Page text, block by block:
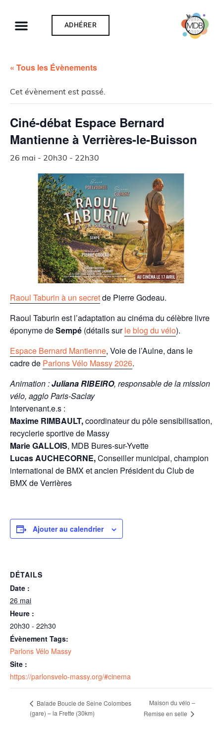
ADHÉRER
« Tous les Évènements
Cet évènement est passé.
Ciné-débat Espace Bernard
Mantienne à Verrières-le-Buisson
26 mai - 20h30 - 22h30
Raoul Taburin à un secretde Pierre Godeau.
Raoul Taburin est l’adaptation au cinéma du célèbre livre
éponyme deSempé (détails surle blog du vélo).
Espace Bernard Mantienne, Voie de l’Aulne, dans le
cadre de Parlons Vélo Massy 2026.
Animation :Juliana RIBEIRO, responsable de la mission
vélo, agglo Paris-Saclay
Intervenant.e.s :
Maxime RIMBAULT,coordinateur du pôle sensibilisation,
recyclerie sportive de Massy
Marie GALLOIS, MDB Bures-sur-Yvette
Lucas AUCHECORNE,Conseiller municipal, champion
international de BMX et ancien Président du Club de
BMX de Verrières
Ajouter au calendrier
DÉTAILS
Date :
26 mai
Heure :
20h30 - 22h30
Évènement Tags:
Parlons Vélo Massy
Site :
https://parlonsvelo-massy.org/#cinema
Balade Boucle de Seine Colombes
(gare) – la Frette (30km)
Maison du vélo –
Remise en selle